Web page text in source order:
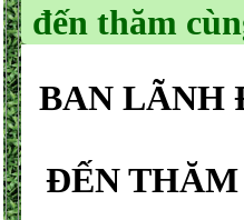
đến thăm
BAN LÃNH
ĐẾN THĂM